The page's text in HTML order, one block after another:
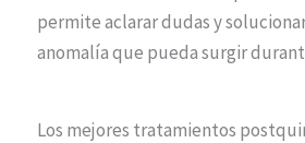
permite aclarar dudas y
anomalía que pueda surgir
Los mejores tratamientos